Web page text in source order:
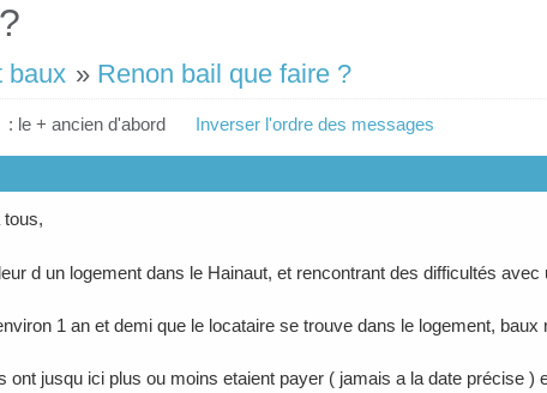
baux » Renon bail que faire ?
: le + ancien d'abord Inverser l'ordre des messages
tous,
d un logement dans le Hainaut, et rencontrant des difficultés
1 an et demi que le locataire se trouve dans le logement,
ont jusqu ici plus ou moins etaient payer ( jamais a la date précise )